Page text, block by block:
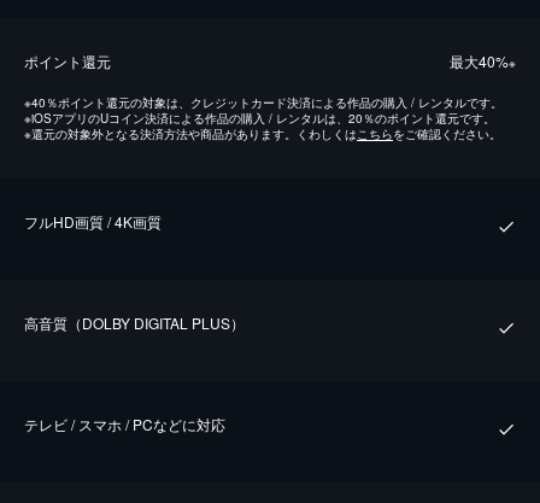
ポイント還元 最⼤40%※
※40％ポイント還元の対象は、クレジットカード決済による作品の購入 / レンタルです。
※iOSアプリのUコイン決済による作品の購入 / レンタルは、20％のポイント還元です。
※還元の対象外となる決済方法や商品があります。くわしくはこちらをご確認ください。
フルHD画質 / 4K画質
⾼⾳質（DOLBY DIGITAL PLUS）
テレビ / スマホ / PCなどに対応